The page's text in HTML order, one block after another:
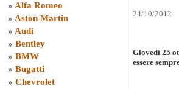
» Alfa Romeo
» Aston Martin
» Audi
» Bentley
» BMW
» Bugatti
» Chevrolet
24/10/2012
Giovedì 25
essere